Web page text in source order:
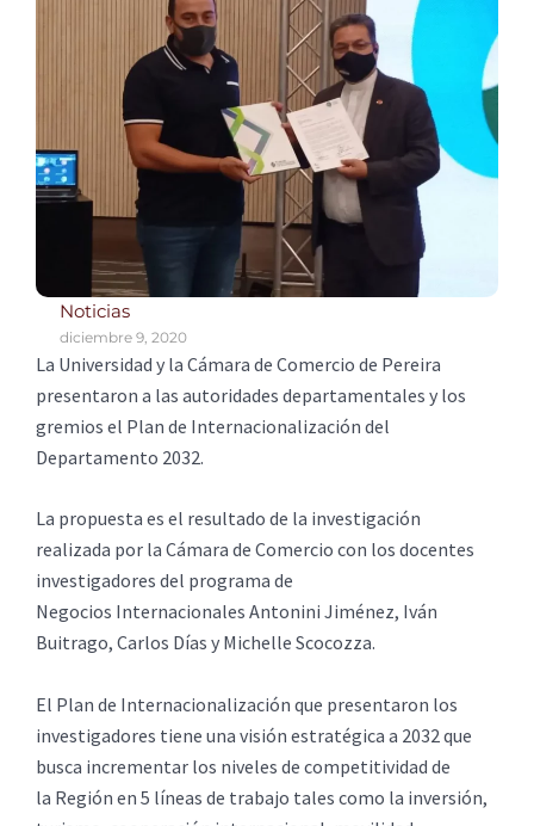
Noticias
diciembre 9, 2020
La Universidad y la Cámara de Comercio de Pereira
presentaron a las autoridades departamentales y los
gremios el Plan de Internacionalización del
Departamento 2032.
La propuesta es el resultado de la investigación
realizada por la Cámara de Comercio con los docentes
investigadores del programa de
Negocios Internacionales Antonini Jiménez, Iván
Buitrago, Carlos Días y Michelle Scocozza.
El Plan de Internacionalización que presentaron los
investigadores tiene una visión estratégica a 2032 que
busca incrementar los niveles de competitividad de
la Región en 5 líneas de trabajo tales como la inversión,